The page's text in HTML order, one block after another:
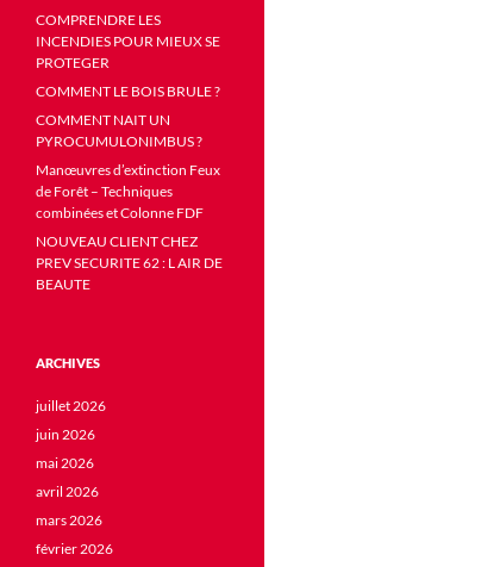
COMPRENDRE LES
INCENDIES POUR MIEUX SE
PROTEGER
COMMENT LE BOIS BRULE ?
COMMENT NAIT UN
PYROCUMULONIMBUS ?
Manœuvres d’extinction Feux
de Forêt – Techniques
combinées et Colonne FDF
NOUVEAU CLIENT CHEZ
PREV SECURITE 62 : L AIR DE
BEAUTE
ARCHIVES
juillet 2026
juin 2026
mai 2026
avril 2026
mars 2026
février 2026